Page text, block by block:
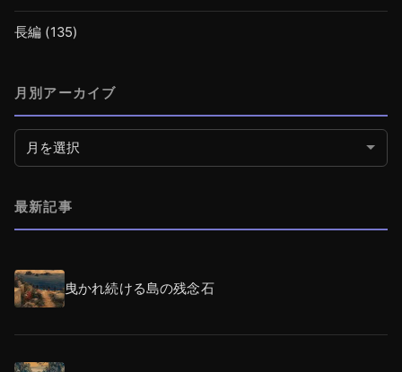
長編 (135)
月別アーカイブ
月別アーカイブ
最新記事
曳かれ続ける島の残念石